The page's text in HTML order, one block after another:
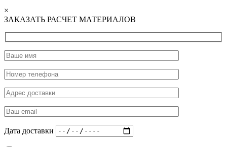
×
ЗАКАЗАТЬ РАСЧЕТ МАТЕРИАЛОВ
Дата доставки